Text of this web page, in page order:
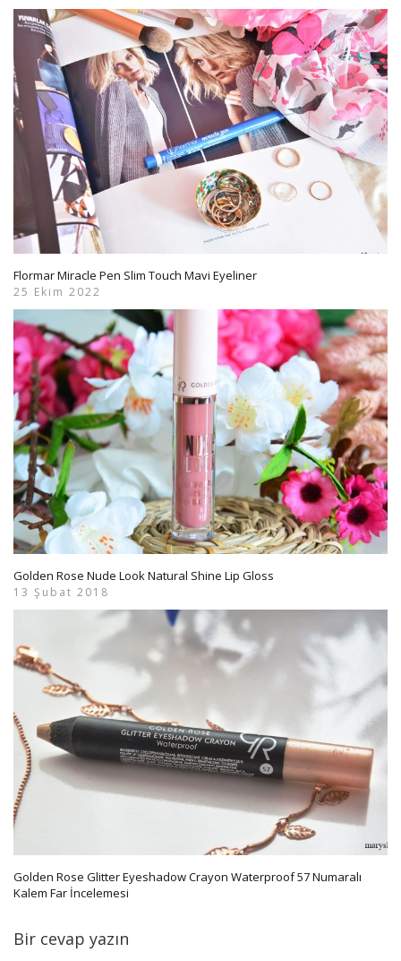
Flormar Miracle Pen Slim Touch Mavi Eyeliner
25 Ekim 2022
Golden Rose Nude Look Natural Shine Lip Gloss
13 Şubat 2018
Golden Rose Glitter Eyeshadow Crayon Waterproof 57 Numaralı
Kalem Far İncelemesi
Bir cevap yazın